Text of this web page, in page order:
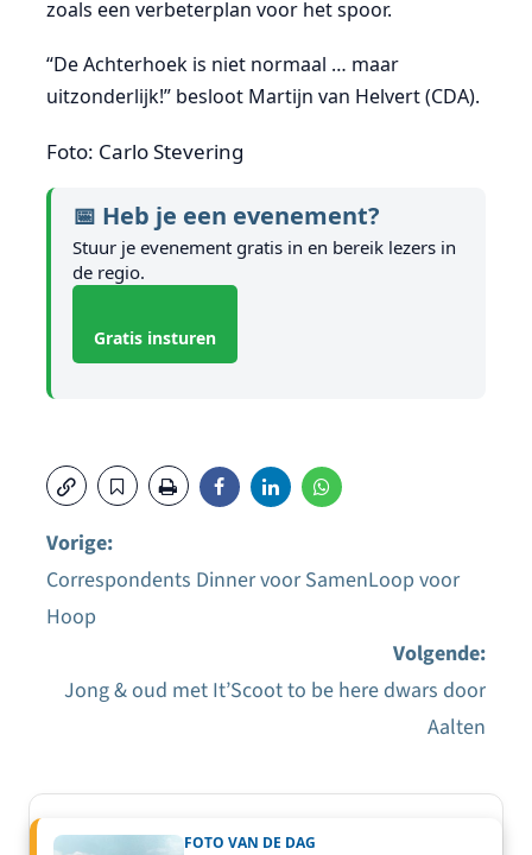
zoals een verbeterplan voor het spoor.
“De Achterhoek is niet normaal … maar
uitzonderlijk!” besloot Martijn van Helvert (CDA).
Foto: Carlo Stevering
📅 Heb je een evenement?
Stuur je evenement gratis in en bereik lezers in
de regio.
Gratis insturen
Bericht
Vorige:
Correspondents Dinner voor SamenLoop voor
Hoop
Volgende:
Jong & oud met It’Scoot to be here dwars door
Aalten
FOTO VAN DE DAG